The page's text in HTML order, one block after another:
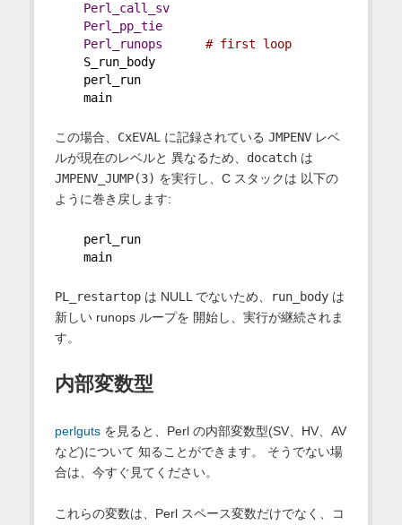
Perl_call_sv
Perl_pp_tie
Perl_runops
# first loop
S_run_body
perl_run
main
この場合、 CxEVALに記録されている JMPENVレベ
ルが現在のレベルと 異なるため、 docatchは
JMPENV_JUMP(3) を実行し、C スタックは 以下の
ように巻き戻します:
perl_run
main
PL_restartopは NULL でないため、 run_bodyは
新しい runops ループを 開始し、実行が継続されま
す。
内部変数型
perlgutsを見ると、Perl の内部変数型(SV、HV、AV
など)について 知ることができます。 そうでない場
合は、今すぐ見てください。
これらの変数は、Perl スペース変数だけでなく、コ